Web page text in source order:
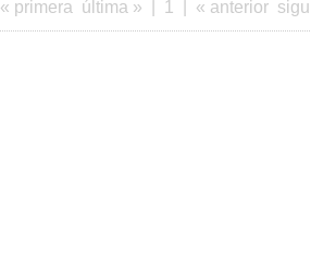
« primera última » 1 « anterior